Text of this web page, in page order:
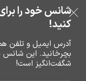
خرید قسطی
عبور به ناوبری
رفتن به محتوای اصلی
0 ریال
فروشگاه نوین تراشه گنجی
شانس خود را
کنید!
آدرس ایمیل و تلفن
بچرخانید. این
شگفت‌انگیز است!